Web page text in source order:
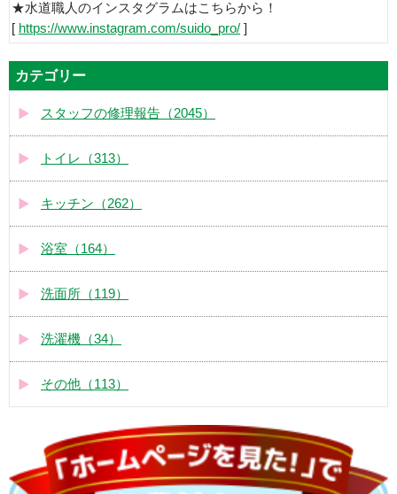
★水道職人のインスタグラムはこちらから！
[ https://www.instagram.com/suido_pro/ ]
カテゴリー
スタッフの修理報告（2045）
トイレ（313）
キッチン（262）
浴室（164）
洗面所（119）
洗濯機（34）
その他（113）